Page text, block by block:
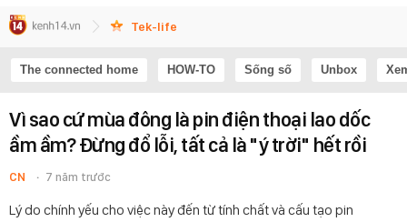
Tek-life
The connected home HOW-TO Sống số Unbox
Vì sao cứ mùa đông là pin điện thoại lao dốc
ầm ầm? Đừng đổ lỗi, tất cả là "ý trời" hết rồi
CN 7 năm trước
Lý do chính yếu cho việc này đến từ tính chất và cấu tạo pin